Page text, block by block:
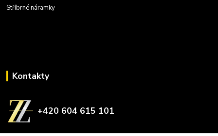
Stříbrné náramky
Kontakty
+420 604 615 101